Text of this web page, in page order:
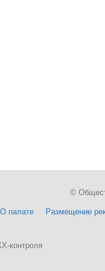
контроля
О палате Размещение
©